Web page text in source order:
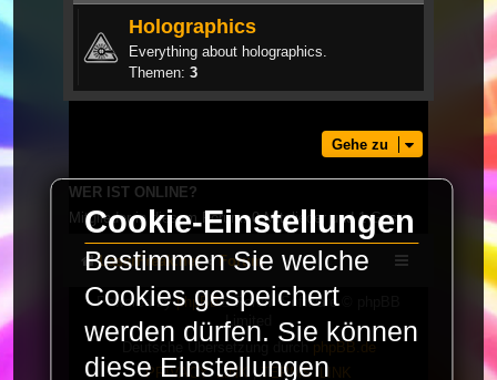
Holographics
Everything about holographics.
Themen: 3
Gehe zu
WER IST ONLINE?
Mitglieder in diesem Forum: 0 Mitglieder und 1 Gast
LaserFreak.net Forum
Powered byphpBB® Forum Software © phpBB
Limited
phpBB.de
PRIVACY_LINK|TERMS_LINK
Cookie-Einstellungen
Bestimmen Sie welche
Cookies gespeichert
werden dürfen. Sie können
diese Einstellungen